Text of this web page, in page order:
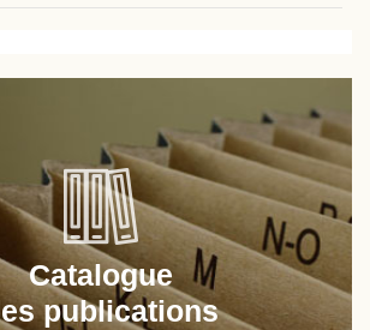
Catalogue
publications